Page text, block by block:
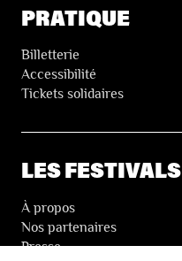
PRATIQUE
Billetterie
Accessibilité
Tickets solidaires
LES FESTIVALS
À propos
Nos partenaires
Presse